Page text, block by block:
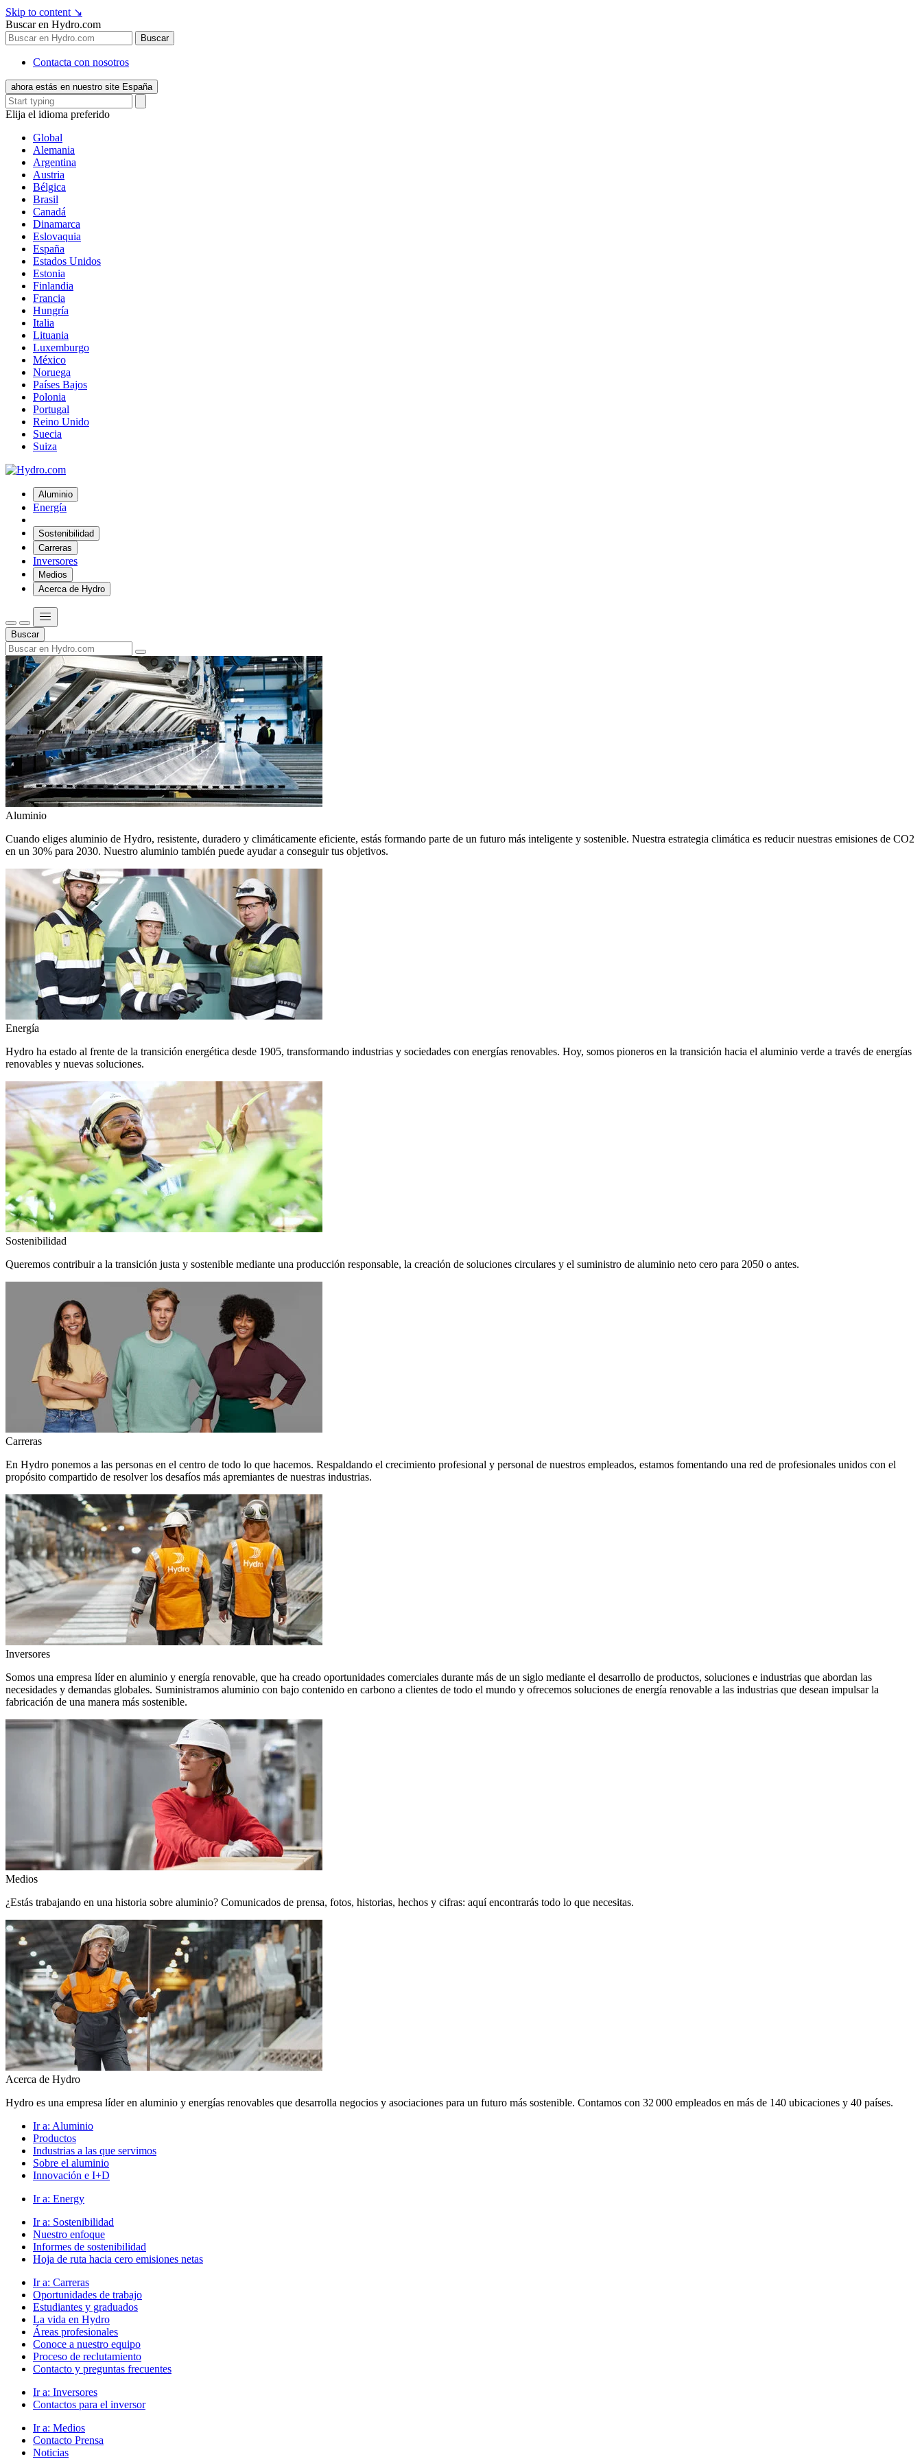
Skip to content ↘
Buscar en Hydro.com
Buscar
Contacta con nosotros
ahora estás en nuestro site España
Elija el idioma preferido
Global
Alemania
Argentina
Austria
Bélgica
Brasil
Canadá
Dinamarca
Eslovaquia
España
Estados Unidos
Estonia
Finlandia
Francia
Hungría
Italia
Lituania
Luxemburgo
México
Noruega
Países Bajos
Polonia
Portugal
Reino Unido
Suecia
Suiza
Aluminio
Energía
Sostenibilidad
Carreras
Inversores
Medios
Acerca de Hydro
Buscar
Aluminio
Cuando eliges aluminio de Hydro, resistente, duradero y climáticamente eficiente, estás formando parte de un futuro más inteligente y sostenible. Nuestra estrategia climática es reducir nuestras emisiones de CO2
en un 30% para 2030. Nuestro aluminio también puede ayudar a conseguir tus objetivos.
Energía
Hydro ha estado al frente de la transición energética desde 1905, transformando industrias y sociedades con energías renovables. Hoy, somos pioneros en la transición hacia el aluminio verde a través de energías
renovables y nuevas soluciones.
Sostenibilidad
Queremos contribuir a la transición justa y sostenible mediante una producción responsable, la creación de soluciones circulares y el suministro de aluminio neto cero para 2050 o antes.
Carreras
En Hydro ponemos a las personas en el centro de todo lo que hacemos. Respaldando el crecimiento profesional y personal de nuestros empleados, estamos fomentando una red de profesionales unidos con el
propósito compartido de resolver los desafíos más apremiantes de nuestras industrias.
Inversores
Somos una empresa líder en aluminio y energía renovable, que ha creado oportunidades comerciales durante más de un siglo mediante el desarrollo de productos, soluciones e industrias que abordan las
necesidades y demandas globales. Suministramos aluminio con bajo contenido en carbono a clientes de todo el mundo y ofrecemos soluciones de energía renovable a las industrias que desean impulsar la
fabricación de una manera más sostenible.
Medios
¿Estás trabajando en una historia sobre aluminio? Comunicados de prensa, fotos, historias, hechos y cifras: aquí encontrarás todo lo que necesitas.
Acerca de Hydro
Hydro es una empresa líder en aluminio y energías renovables que desarrolla negocios y asociaciones para un futuro más sostenible. Contamos con 32 000 empleados en más de 140 ubicaciones y 40 países.
Ir a: Aluminio
Productos
Industrias a las que servimos
Sobre el aluminio
Innovación e I+D
Ir a: Energy
Ir a: Sostenibilidad
Nuestro enfoque
Informes de sostenibilidad
Hoja de ruta hacia cero emisiones netas
Ir a: Carreras
Oportunidades de trabajo
Estudiantes y graduados
La vida en Hydro
Áreas profesionales
Conoce a nuestro equipo
Proceso de reclutamiento
Contacto y preguntas frecuentes
Ir a: Inversores
Contactos para el inversor
Ir a: Medios
Contacto Prensa
Noticias